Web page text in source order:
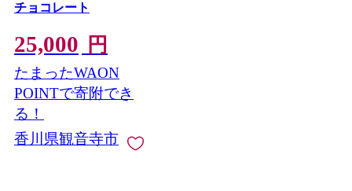
チョコレート
25,000 円
たまったWAON
POINTで寄附でき
る！
香川県観音寺市